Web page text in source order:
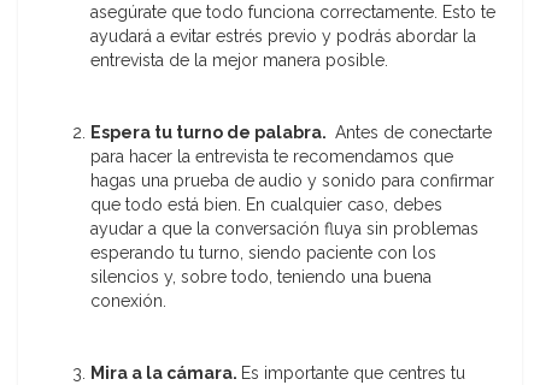
asegúrate que todo funciona correctamente. Esto te
ayudará a evitar estrés previo y podrás abordar la
entrevista de la mejor manera posible.
Espera tu turno de palabra. Antes de conectarte
para hacer la entrevista te recomendamos que
hagas una prueba de audio y sonido para confirmar
que todo está bien. En cualquier caso, debes
ayudar a que la conversación fluya sin problemas
esperando tu turno, siendo paciente con los
silencios y, sobre todo, teniendo una buena
conexión.
Mira a la cámara. Es importante que centres tu